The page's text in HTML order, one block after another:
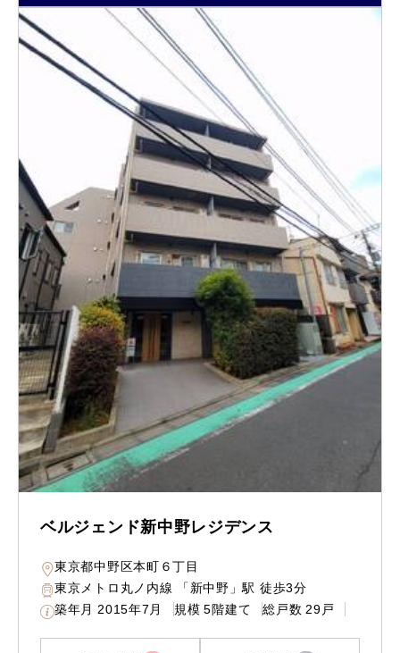
ベルジェンド新中野レジデンス
東京都中野区本町６丁目
東京メトロ丸ノ内線 「新中野」駅 徒歩3分
築年月 2015年7月 規模 5階建て 総戸数 29戸